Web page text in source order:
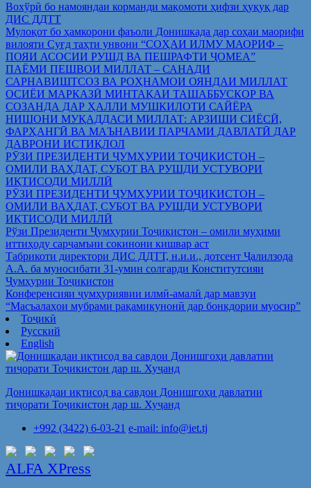
Вохўрӣ бо намояндаи корманди мақомоти ҳифзи ҳуқуқ дар
ДИС ДДТТ
Мулоқот бо ҳамкорони фаъоли Донишкада дар соҳаи маорифи
вилояти Суғд таҳти унвони “СОҲАИ ИЛМУ МАОРИФ –
ПОЯИ АСОСИИ РУШД ВА ПЕШРАФТИ ҶОМЕА”
ПАЁМИ ПЕШВОИ МИЛЛАТ – САНАДИ
САРНАВИШТСОЗ ВА РОҲНАМОИ ОЯНДАИ МИЛЛАТ
ОСИЁИ МАРКАЗӢ МИНТАҚАИ ТАШАББУСКОР ВА
СОЗАНДА ДАР ҲАЛЛИ МУШКИЛОТИ САЙЁРА
НИШОНИ МУҚАДДАСИ МИЛЛАТ: АРЗИШИ СИЁСӢ,
ФАРҲАНГӢ ВА МАЪНАВИИ ПАРЧАМИ ДАВЛАТӢ ДАР
ДАВРОНИ ИСТИҚЛОЛ
РӮЗИ ПРЕЗИДЕНТИ ҶУМҲУРИИ ТОҶИКИСТОН –
ОМИЛИ ВАҲДАТ, СУБОТ ВА РУШДИ УСТУВОРИ
ИҚТИСОДИ МИЛЛӢ
РӮЗИ ПРЕЗИДЕНТИ ҶУМҲУРИИ ТОҶИКИСТОН –
ОМИЛИ ВАҲДАТ, СУБОТ ВА РУШДИ УСТУВОРИ
ИҚТИСОДИ МИЛЛӢ
Рўзи Президенти Ҷумҳурии Тоҷикистон – омили муҳими
иттиҳоду сарҷамъии сокинони кишвар аст
Табрикоти директори ДИС ДДТТ, н.и.и., дотсент Ҷалилзода
А.А. ба муносибати 31-умин солгарди Конститутсияи
Ҷумҳурии Тоҷикистон
Конференсияи ҷумҳуриявии илмӣ-амалӣ дар мавзуи
“Масъалаҳои мубрами рақамикунонӣ дар бонкдории муосир”
Тоҷикӣ
Русский
English
Донишкадаи иқтисод ва савдои Донишгоҳи давлатии
тиҷорати Тоҷикистон дар ш. Хуҷанд
+992 (3422) 6-03-21 e-mail: info@iet.tj
ALFA XPress